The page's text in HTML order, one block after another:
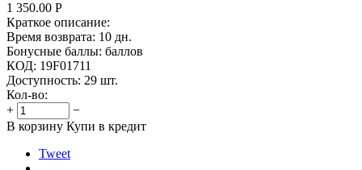
1 350.00 Р
Краткое описание:
Время возврата: 10 дн.
Бонусные баллы: баллов
КОД: 19F01711
Доступность: 29 шт.
Кол-во:
+
−
В корзину Купи в кредит
Tweet